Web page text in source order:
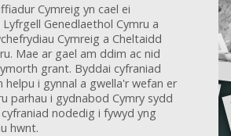
Cymreig yn cael ei
Genedlaethol Cymru a
Cymreig a Cheltaidd
Mae ar gael am ddim ac nid
grant. Byddai cyfraniad
helpu i gynnal a gwella'r wefan er
parhau i gydnabod Cymry sydd
nodedig i fywyd yng
hwnt.